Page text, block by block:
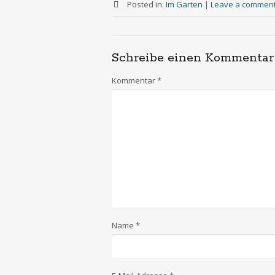
Posted in: Im Garten | Leave a
Schreibe einen Kommentar
Kommentar*
Name *